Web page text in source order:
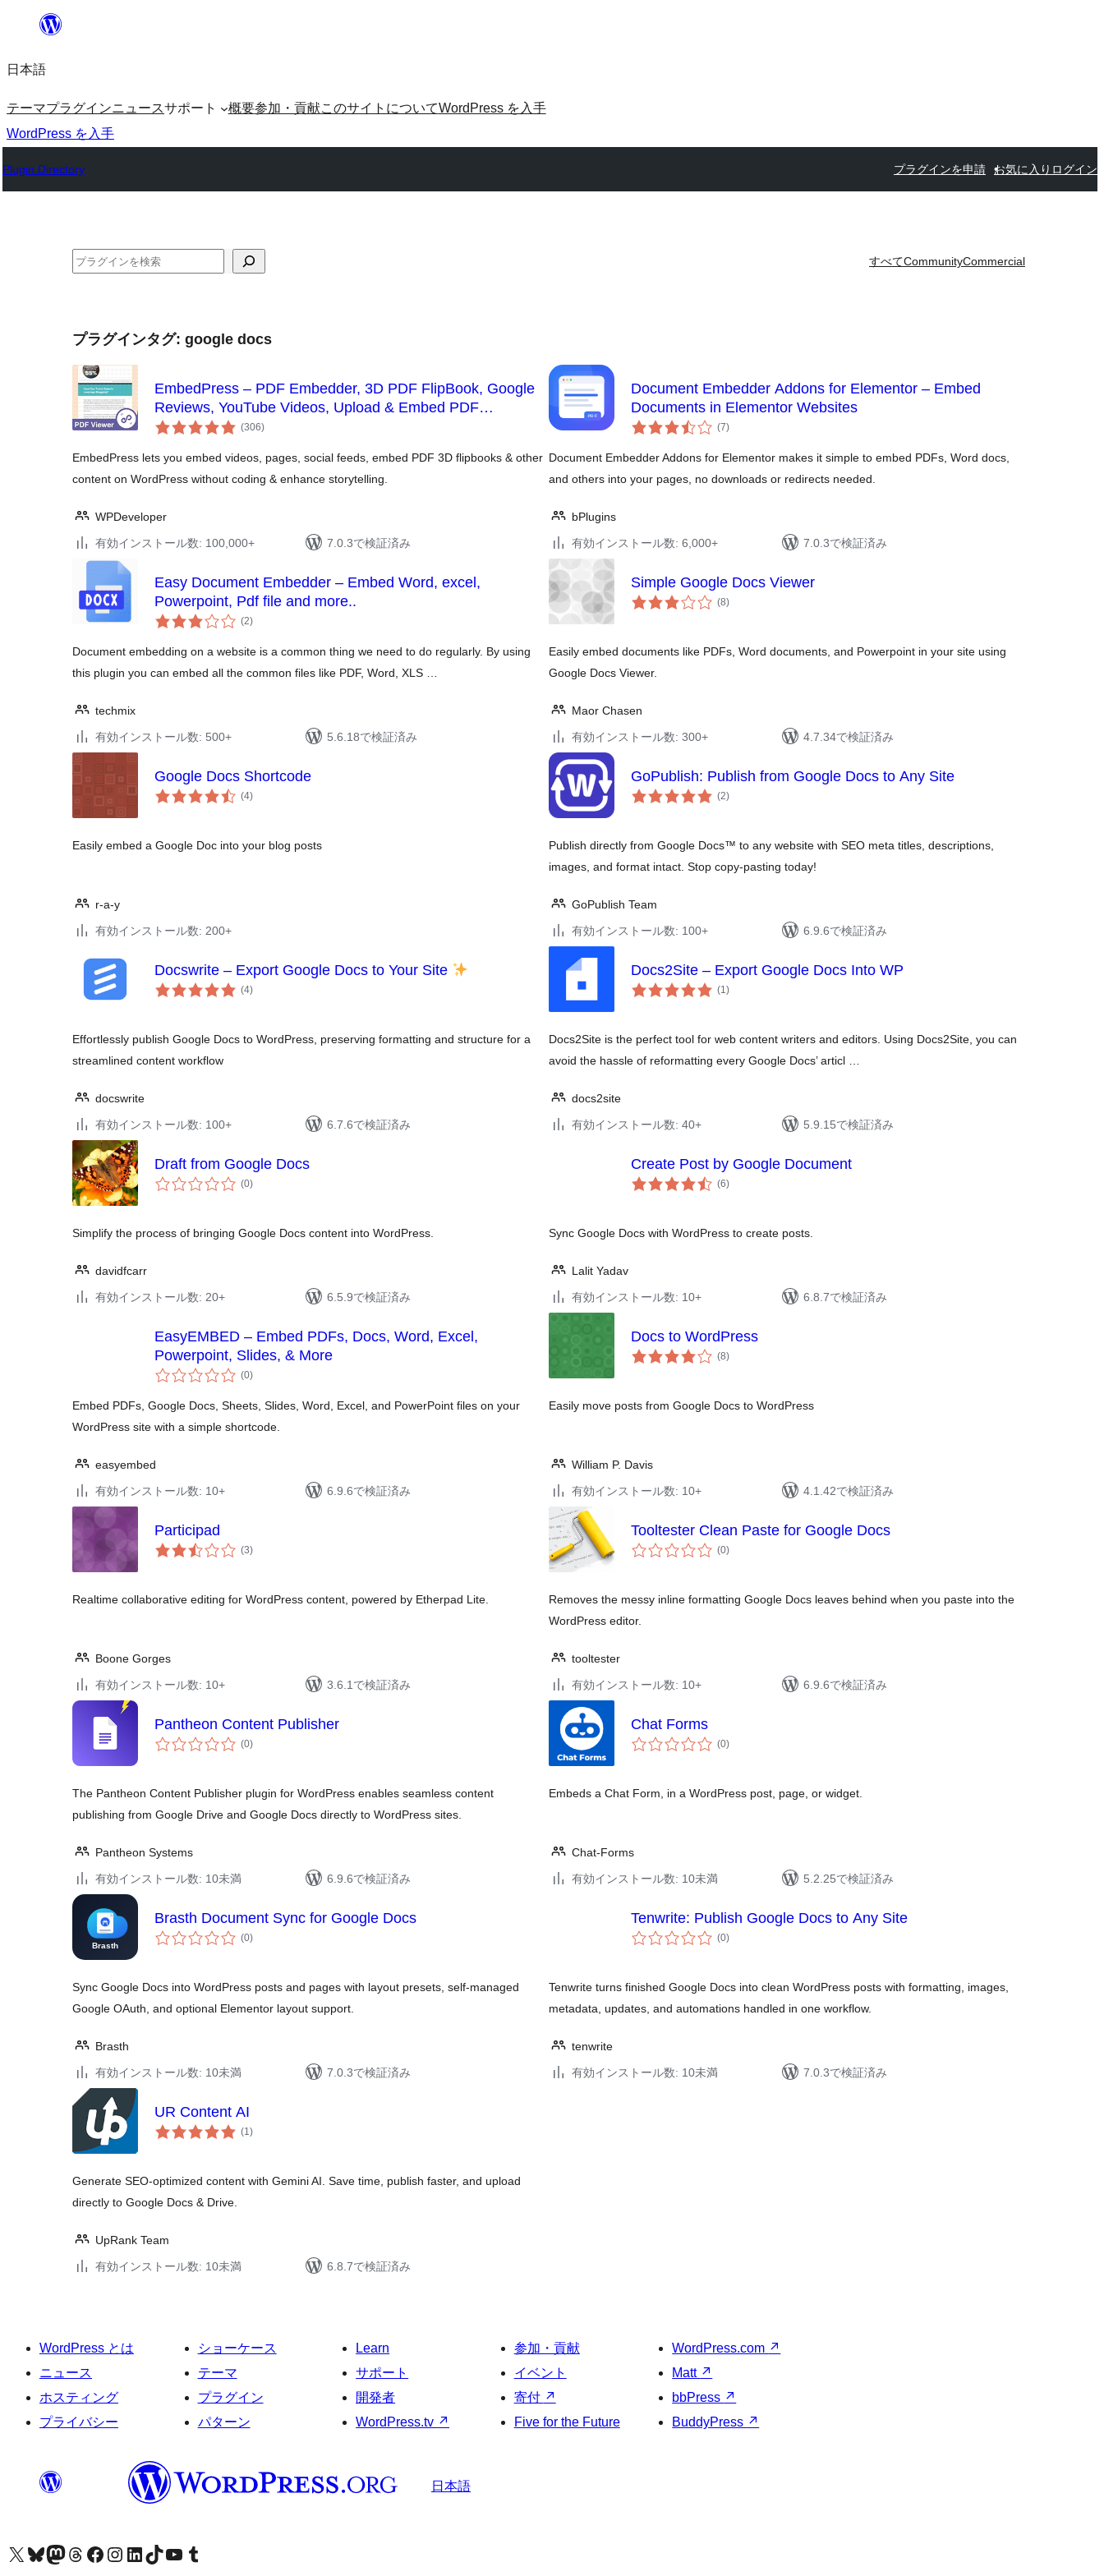
を
ッ
プ
日本語
テーマプラグインニュースサポート 概要参加・貢献このサイトについてWordPress を入手
WordPress を入手
Plugin Directory プラグインを申請 お気に入り ログイン
検
すべてCommunityCommercial
プラグインタグ: google docs
EmbedPress – PDF Embedder, 3D PDF FlipBook, Google
Reviews, YouTube Videos, Upload & Embed PDF
documents
(306個
の)
EmbedPress lets you embed videos, pages, social feeds, embed PDF 3D flipbooks & other
content on WordPress without coding & enhance storytelling.
WPDeveloper
有効インストール数: 100,000+
7.0.3で検証済み
Document Embedder Addons for Elementor – Embed
Documents in Elementor Websites
(7個
の
価
)
Document Embedder Addons for Elementor makes it simple to embed PDFs, Word docs,
and others into your pages, no downloads or redirects needed.
bPlugins
有効インストール数: 6,000+
7.0.3で検証済み
Easy Document Embedder – Embed Word, excel,
Powerpoint, Pdf file and more..
(2個
の)
Document embedding on a website is a common thing we need to do regularly. By using
this plugin you can embed all the common files like PDF, Word, XLS …
techmix
有効インストール数: 500+
5.6.18で検証済み
Simple Google Docs Viewer
(8個
の)
Easily embed documents like PDFs, Word documents, and Powerpoint in your site using
Google Docs Viewer.
Maor Chasen
有効インストール数: 300+
4.7.34で検証済み
Google Docs Shortcode
(4個
の)
Easily embed a Google Doc into your blog posts
r-a-y
有効インストール数: 200+
GoPublish: Publish from Google Docs to Any Site
(2個
の)
Publish directly from Google Docs™ to any website with SEO meta titles, descriptions,
images, and format intact. Stop copy-pasting today!
GoPublish Team
有効インストール数: 100+
6.9.6で検証済み
Docswrite – Export Google Docs to Your Site
(4個
の)
Effortlessly publish Google Docs to WordPress, preserving formatting and structure for a
streamlined content workflow
docswrite
有効インストール数: 100+
6.7.6で検証済み
Docs2Site – Export Google Docs Into WP
(1個
の)
Docs2Site is the perfect tool for web content writers and editors. Using Docs2Site, you can
avoid the hassle of reformatting every Google Docs’ articl …
docs2site
有効インストール数: 40+
5.9.15で検証済み
Draft from Google Docs
(0個
の)
Simplify the process of bringing Google Docs content into WordPress.
davidfcarr
有効インストール数: 20+
6.5.9で検証済み
Create Post by Google Document
(6個
の)
Sync Google Docs with WordPress to create posts.
Lalit Yadav
有効インストール数: 10+
6.8.7で検証済み
EasyEMBED – Embed PDFs, Docs, Word, Excel,
Powerpoint, Slides, & More
(0個
の
価
)
Embed PDFs, Google Docs, Sheets, Slides, Word, Excel, and PowerPoint files on your
WordPress site with a simple shortcode.
easyembed
有効インストール数: 10+
6.9.6で検証済み
Docs to WordPress
(8個
の)
Easily move posts from Google Docs to WordPress
William P. Davis
有効インストール数: 10+
4.1.42で検証済み
Participad
(3個
の)
Realtime collaborative editing for WordPress content, powered by Etherpad Lite.
Boone Gorges
有効インストール数: 10+
3.6.1で検証済み
Tooltester Clean Paste for Google Docs
(0個
の)
Removes the messy inline formatting Google Docs leaves behind when you paste into the
WordPress editor.
tooltester
有効インストール数: 10+
6.9.6で検証済み
Pantheon Content Publisher
(0個
の)
The Pantheon Content Publisher plugin for WordPress enables seamless content
publishing from Google Drive and Google Docs directly to WordPress sites.
Pantheon Systems
有効インストール数: 10未満
6.9.6で検証済み
Chat Forms
(0個
の)
Embeds a Chat Form, in a WordPress post, page, or widget.
Chat-Forms
有効インストール数: 10未満
5.2.25で検証済み
Brasth Document Sync for Google Docs
(0個
の)
Sync Google Docs into WordPress posts and pages with layout presets, self-managed
Google OAuth, and optional Elementor layout support.
Brasth
有効インストール数: 10未満
7.0.3で検証済み
Tenwrite: Publish Google Docs to Any Site
(0個
の)
Tenwrite turns finished Google Docs into clean WordPress posts with formatting, images,
metadata, updates, and automations handled in one workflow.
tenwrite
有効インストール数: 10未満
7.0.3で検証済み
UR Content AI
(1個
の)
Generate SEO-optimized content with Gemini AI. Save time, publish faster, and upload
directly to Google Docs & Drive.
UpRank Team
有効インストール数: 10未満
6.8.7で検証済み
WordPress とは
ニュース
ホスティング
プライバシー
ショーケース
テーマ
プラグイン
パターン
Learn
サポート
開発者
WordPress.tv ↗
参加・貢献
イベント
寄付 ↗
Five for the Future
WordPress.com ↗
Matt ↗
bbPress ↗
BuddyPress ↗
日本語
X (旧 Twitter) アカウントへBluesky アカウントへMastodon アカウントへThreads アカウントへ Facebook ページへInstagram アカウントへ LinkedIn アカウントへTikTok アカウントへYouTube チャンネルへ Tumblr アカウントへ